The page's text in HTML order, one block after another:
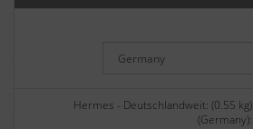
Hermes - Deutschlandweit: (0.55 kg)
(Germany):